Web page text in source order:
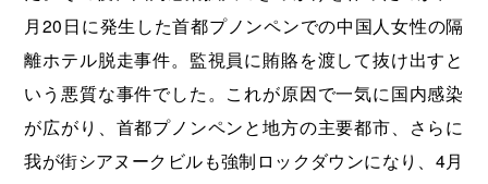
月20日に発生した首都プノンペンでの中国人女性の隔
離ホテル脱走事件。監視員に賄賂を渡して抜け出すと
いう悪質な事件でした。これが原因で一気に国内感染
が広がり、首都プノンペンと地方の主要都市、さらに
我が街シアヌークビルも強制ロックダウンになり、4月